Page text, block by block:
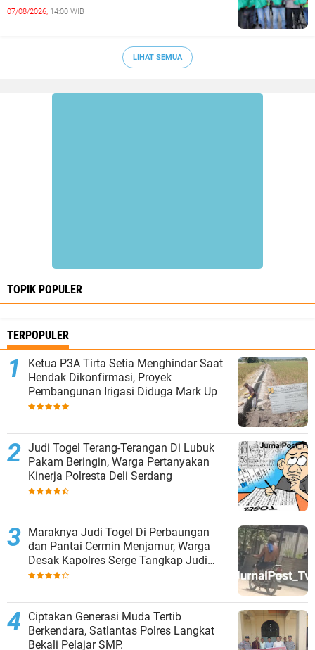
07/08/2026, 14:00 WIB
LIHAT SEMUA
TOPIK POPULER
TERPOPULER
Ketua P3A Tirta Setia Menghindar Saat
Hendak Dikonfirmasi, Proyek
Pembangunan Irigasi Diduga Mark Up
Judi Togel Terang-Terangan Di Lubuk
Pakam Beringin, Warga Pertanyakan
Kinerja Polresta Deli Serdang
Maraknya Judi Togel Di Perbaungan
dan Pantai Cermin Menjamur, Warga
Desak Kapolres Serge Tangkap Judi
Togel
Ciptakan Generasi Muda Tertib
Berkendara, Satlantas Polres Langkat
Bekali Pelajar SMP.